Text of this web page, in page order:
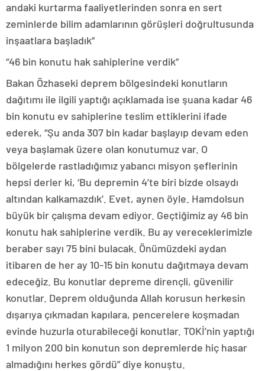
andaki kurtarma faaliyetlerinden sonra en sert
zeminlerde bilim adamlarının görüşleri doğrultusunda
inşaatlara başladık”
“46 bin konutu hak sahiplerine verdik”
Bakan Özhaseki deprem bölgesindeki konutların
dağıtımı ile ilgili yaptığı açıklamada ise şuana kadar 46
bin konutu ev sahiplerine teslim ettiklerini ifade
ederek, “Şu anda 307 bin kadar başlayıp devam eden
veya başlamak üzere olan konutumuz var. O
bölgelerde rastladığımız yabancı misyon şeflerinin
hepsi derler ki, ‘Bu depremin 4’te biri bizde olsaydı
altından kalkamazdık’. Evet, aynen öyle. Hamdolsun
büyük bir çalışma devam ediyor. Geçtiğimiz ay 46 bin
konutu hak sahiplerine verdik. Bu ay vereceklerimizle
beraber sayı 75 bini bulacak. Önümüzdeki aydan
itibaren de her ay 10-15 bin konutu dağıtmaya devam
edeceğiz. Bu konutlar depreme dirençli, güvenilir
konutlar. Deprem olduğunda Allah korusun herkesin
dışarıya çıkmadan kapılara, pencerelere koşmadan
evinde huzurla oturabileceği konutlar. TOKİ’nin yaptığı
1 milyon 200 bin konutun son depremlerde hiç hasar
almadığını herkes gördü” diye konuştu.